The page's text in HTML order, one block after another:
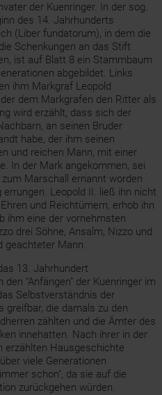
der Kuenringer. In der sog.
des 14. Jahrhunderts
(Liber fundatorum), in dem die
Schenkungen an das Stift
ist auf Blatt 8 ein Stammbaum
abgebildet. Links
ihm Markgraf Leopold
dem Markgrafen den Ritter als
wird erzählt, dass sich der
an seinen Bruder
habe, der ihm seinen
und reichen Mann, mit einer
In der Mark angekommen, sei
Marschall ernannt worden
Leopold II. ließ ihn nicht
und Reichtümern, erhob ihn
ihm eine der vornehmsten
drei Söhne, Ansalm, Nizzo und
geachteter Mann.
13. Jahrhundert
"Anfängen" der Kuenringer im
Selbstverständnis der
greifbar, die damals zu den
zählten und die Ämter des
innehatten. Nach ihrer in der
erzählten Hausgeschichte
viele Generationen
schon", da sie auf die
zurückgehen würden.